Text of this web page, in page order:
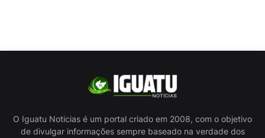
O Iguatu Noticias é um portal criado em 2008, com o objetivo
de divulgar informações sempre baseado na verdade dos